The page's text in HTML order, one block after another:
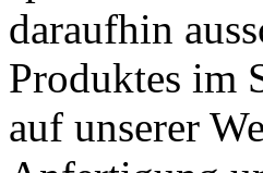
daraufhin
Produktes im
auf unserer